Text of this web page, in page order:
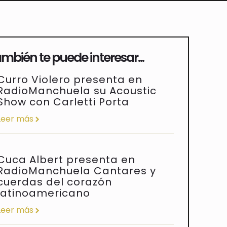
te puede interesar...
Violero presenta en
su Acoustic
con Carletti Porta
más
Albert presenta en
Cantares y
del corazón
más